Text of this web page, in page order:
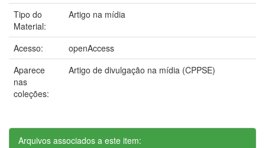
Tipo do
Material:
Artigo na mídia
Acesso:
openAccess
Aparece
nas
coleções:
Artigo de divulgação na mídia (CPPSE)
Arquivos associados a este item: